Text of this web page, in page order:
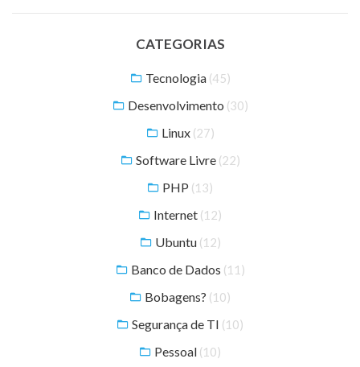
CATEGORIAS
Tecnologia (45)
Desenvolvimento (30)
Linux (27)
Software Livre (22)
PHP (13)
Internet (12)
Ubuntu (12)
Banco de Dados (11)
Bobagens? (10)
Segurança de TI (10)
Pessoal (10)